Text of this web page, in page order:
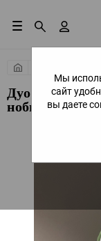
Мы
сайт
вы даете
Дуо букет с
нобилисом